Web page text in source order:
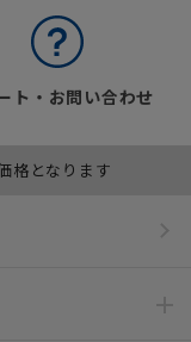
ト・お問い合わせ
格となります